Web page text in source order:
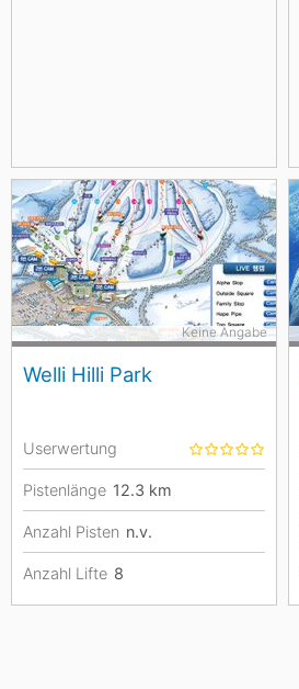
Welli Hilli Park
Keine Angabe
Userwertung
Pistenlänge 12.3 km
Anzahl Pisten n.v.
Anzahl Lifte 8